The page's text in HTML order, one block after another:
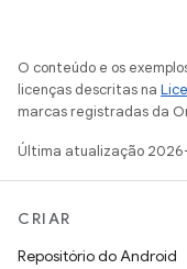
O conteúdo e os
licenças descritas na
marcas registradas da
Última atualização
CRIAR
Repositório do Android